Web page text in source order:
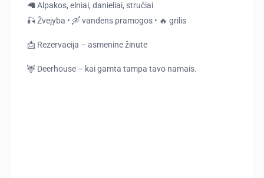
🦙 Alpakos, elniai, danieliai, stručiai
🎣 Žvejyba • 🛶 vandens pramogos • 🔥 grilis
📩 Rezervacija – asmenine žinute
🦌 Deerhouse – kai gamta tampa tavo namais.